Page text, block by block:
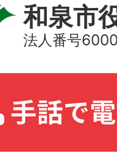
和泉市
法人番号